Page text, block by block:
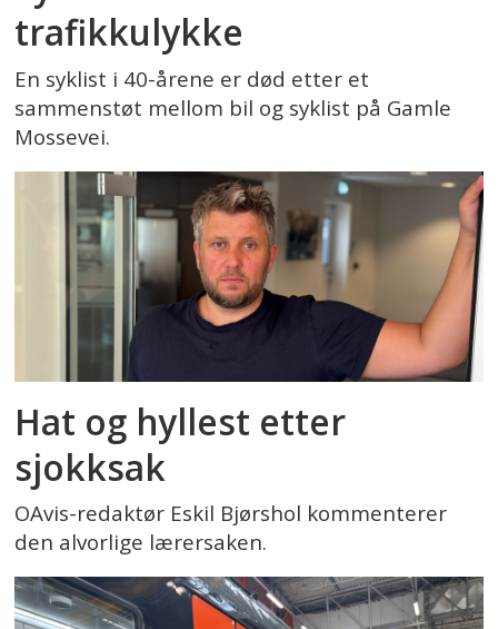
trafikkulykke
En syklist i 40-årene er død etter et
sammenstøt mellom bil og syklist på Gamle
Mossevei.
Hat og hyllest etter
sjokksak
OAvis-redaktør Eskil Bjørshol kommenterer
den alvorlige lærersaken.